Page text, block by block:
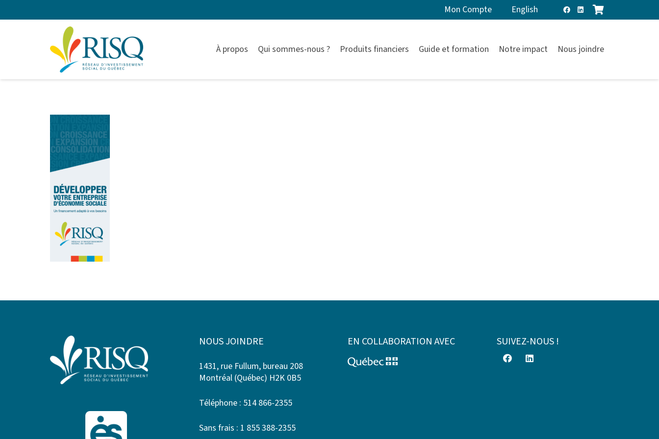
Mon Compte English
À propos Qui sommes-nous ? Produits financiers Guide et formation Notre impact Nous joindre
NOUS JOINDRE
1431, rue Fullum, bureau 208
Montréal (Québec) H2K 0B5
Téléphone : 514 866-2355
Sans frais : 1 855 388-2355
EN COLLABORATION AVEC SUIVEZ-NOUS !